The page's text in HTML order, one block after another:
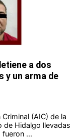
a dos
y un arma de
(AIC) de la
de Hidalgo llevadas
fueron ...